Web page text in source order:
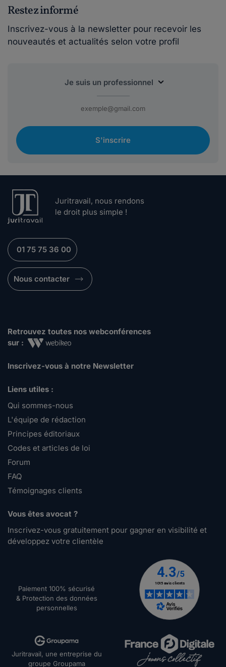
Restez informé
Inscrivez-vous à la newsletter pour recevoir les
nouveautés et actualités selon votre profil
S'inscrire
Juritravail, nous rendons
le droit plus simple !
01 75 75 36 00
Nous contacter
Retrouvez toutes nos webconférences
sur :
Inscrivez-vous à notre Newsletter
Liens utiles :
Qui sommes-nous
L'équipe de rédaction
Principes éditoriaux
Codes et articles de loi
Forum
FAQ
Témoignages clients
Vous êtes avocat ?
Inscrivez-vous gratuitement pour gagner en visibilité et
développez votre clientèle
Paiement 100% sécurisé
& Protection des données
personnelles
Juritravail, une entreprise du
groupe Groupama